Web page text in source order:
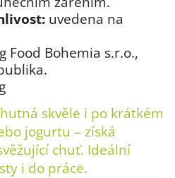
uvedena na
Food Bohemia s.r.o.,
skvěle i po krátkém
jogurtu – získá
chuť. Ideální
i do práce.